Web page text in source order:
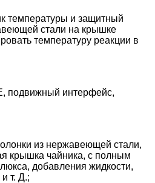
температуры и защитный
стали на крышке
температуру реакции в
подвижный интерфейс,
из нержавеющей стали,
крышка чайника, с полным
добавления жидкости,
т. Д.;